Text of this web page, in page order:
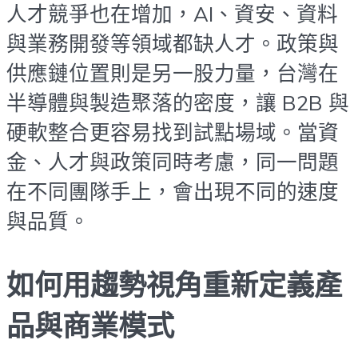
人才競爭也在增加，AI、資安、資料
與業務開發等領域都缺人才。政策與
供應鏈位置則是另一股力量，台灣在
半導體與製造聚落的密度，讓 B2B 與
硬軟整合更容易找到試點場域。當資
金、人才與政策同時考慮，同一問題
在不同團隊手上，會出現不同的速度
與品質。
如何用趨勢視角重新定義產
品與商業模式